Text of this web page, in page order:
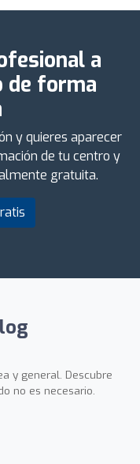
a
de forma
y quieres aparecer
de tu centro y
gratuita.
y general. Descubre
no es necesario.